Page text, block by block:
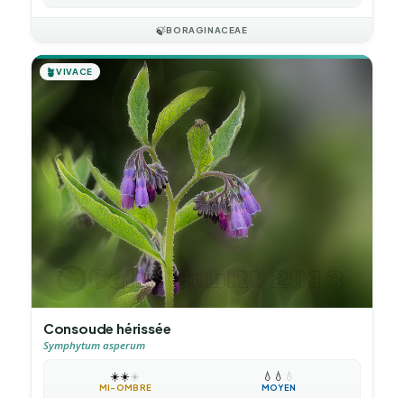
🍃BORAGINACEAE
🪴VIVACE
Consoude hérissée
Symphytum asperum
☀️☀️☀️
MI-OMBRE
💧 💧 💧
MOYEN